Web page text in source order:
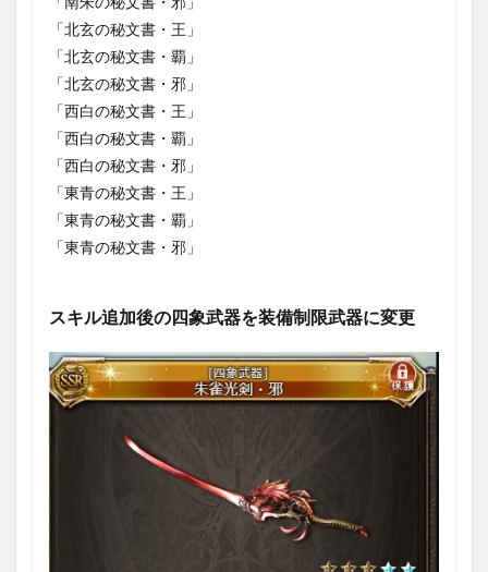
２
1.3.1.17
朱雀翼弦
1.3.1.18
玄武殻拳
1.3.1.19
白虎牙杖
青竜髭刃
喚石
四象ス
キン
四象降
臨アイ
「北玄の秘文書・王」
「北玄の秘文書・覇」
「北玄の秘文書・邪」
「西白の秘文書・王」
「西白の秘文書・覇」
「西白の秘文書・邪」
「東青の秘文書・王」
「東青の秘文書・覇」
「東青の秘文書・邪」
スキル追加後の四象武器を装備制限武器に変更